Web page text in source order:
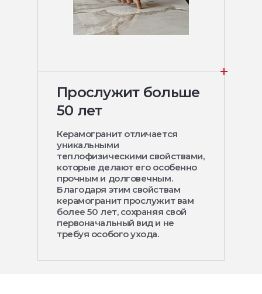
Прослужит больше
50 лет
Керамогранит отличается
уникальными
теплофизическими свойствами,
которые делают его особенно
прочным и долговечным.
Благодаря этим свойствам
керамогранит прослужит вам
более 50 лет, сохраняя свой
первоначальный вид и не
требуя особого ухода.